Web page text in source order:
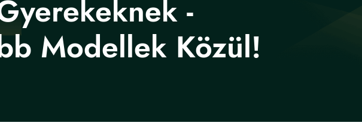
-
Modellek Közül!